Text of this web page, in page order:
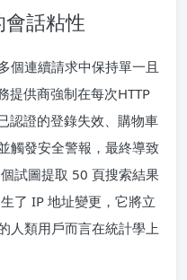
話粘性
個連續請求中保持單一且
提供商強制在每次HTTP
認證的登錄失效、購物車
觸發安全警報，最終導致
試圖提取 50 頁搜索結果
了 IP 地址變更，它將立
人類用戶而言在統計學上